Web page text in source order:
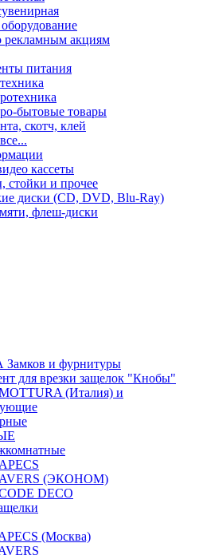
акциям
питания
бытовые товары
скотч, клей
кассеты
стойки и прочее
диски (CD, DVD, Blu-Ray)
флеш-диски
и фурнитуры
для врезки защелок "Кнобы"
(Италия) и
AVERS (ЭКОНОМ)
DECO
(Москва)